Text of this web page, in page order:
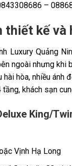
–
thiết kế và
Luxury Quảng
ngoài nhưng
hòa, nhiều ánh
khách sạn
King/
Vịnh Hạ Long